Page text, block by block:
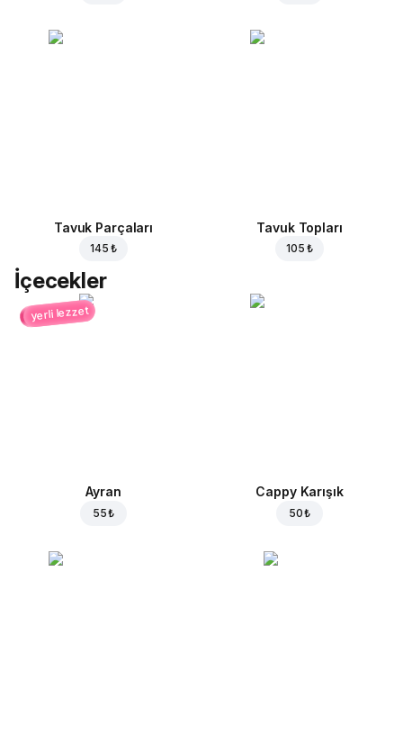
Tavuk Parçaları
145 ₺
Tavuk Topları
105 ₺
İçecekler
yerli lezzet
Ayran
55 ₺
Cappy Karışık
50 ₺